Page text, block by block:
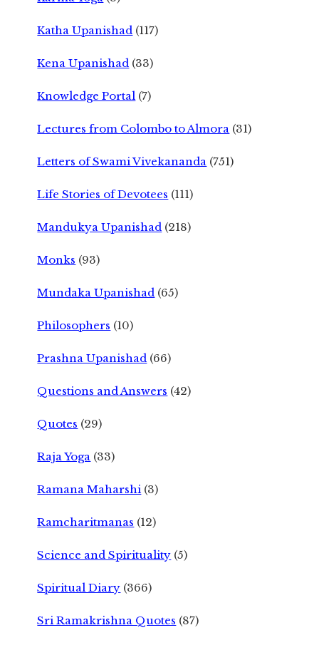
Katha Upanishad (117)
Kena Upanishad (33)
Knowledge Portal (7)
Lectures from Colombo to Almora (31)
Letters of Swami Vivekananda (751)
Life Stories of Devotees (111)
Mandukya Upanishad (218)
Monks (93)
Mundaka Upanishad (65)
Philosophers (10)
Prashna Upanishad (66)
Questions and Answers (42)
Quotes (29)
Raja Yoga (33)
Ramana Maharshi (3)
Ramcharitmanas (12)
Science and Spirituality (5)
Spiritual Diary (366)
Sri Ramakrishna Quotes (87)